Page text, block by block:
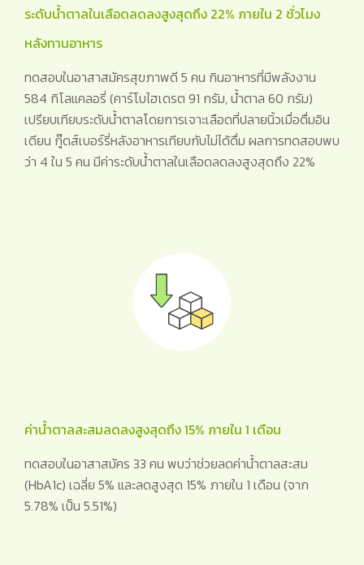
ระดับน้ำตาลในเลือดลดลงสูงสุดถึง 22% ภายใน 2 ชั่วโมง
หลังทานอาหาร
ทดสอบในอาสาสมัครสุขภาพดี 5 คน กินอาหารที่มีพลังงาน
584 กิโลแคลอรี่ (คาร์โบไฮเดรต 91 กรัม, น้ำตาล 60 กรัม)
เปรียบเทียบระดับน้ำตาลโดยการเจาะเลือดที่ปลายนิ้วเมื่อดื่มอิน
เดียน กู๊ดส์เบอร์รี่หลังอาหารเทียบกับไม่ได้ดื่ม ผลการทดสอบพบ
ว่า 4 ใน 5 คน มีค่าระดับน้ำตาลในเลือดลดลงสูงสุดถึง 22%
ค่าน้ำตาลสะสมลดลงสูงสุดถึง 15% ภายใน 1 เดือน
ทดสอบในอาสาสมัคร 33 คน พบว่าช่วยลดค่าน้ำตาลสะสม
(HbA1c) เฉลี่ย 5% และลดสูงสุด 15% ภายใน 1 เดือน (จาก
5.78% เป็น 5.51%)